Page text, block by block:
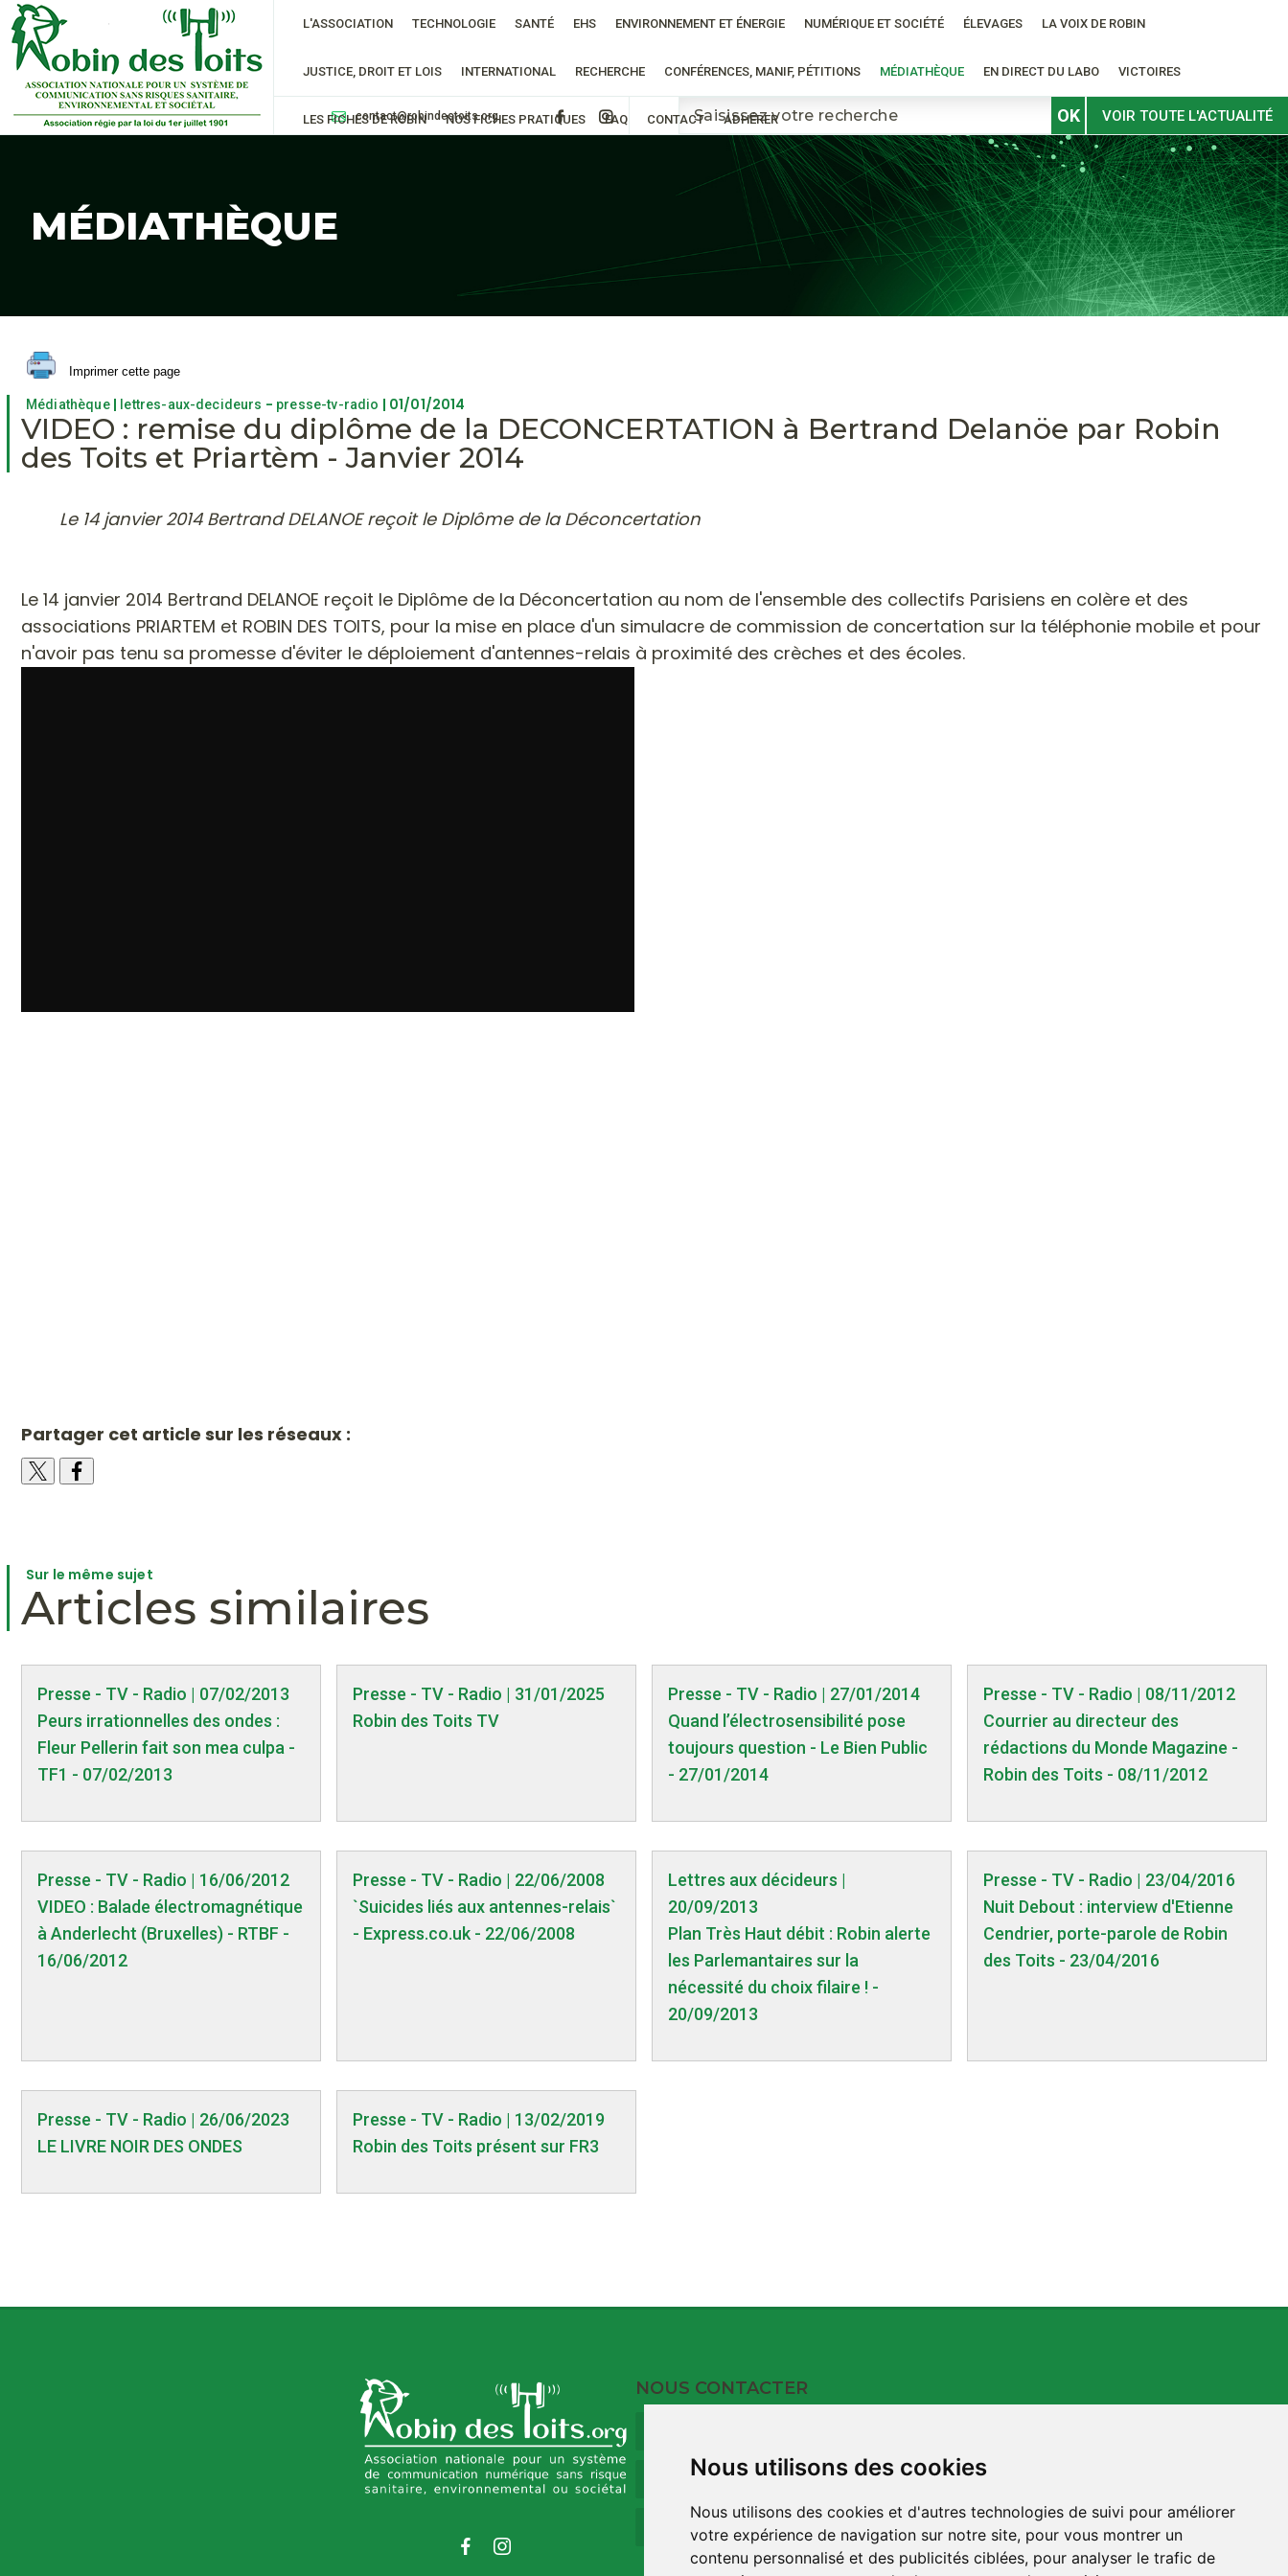
Nous utilisons des cookies
Nous utilisons des cookies et d'autres technologies de suivi pour améliorer
votre expérience de navigation sur notre site, pour vous montrer un
contenu personnalisé et des publicités ciblées, pour analyser le trafic de
MÉDIATHÈQUE
L'ASSOCIATION TECHNOLOGIE SANTÉ EHS ENVIRONNEMENT ET ÉNERGIE NUMÉRIQUE ET SOCIÉTÉ ÉLEVAGES LA VOIX DE ROBIN
JUSTICE, DROIT ET LOIS INTERNATIONAL RECHERCHE CONFÉRENCES, MANIF, PÉTITIONS MÉDIATHÈQUE EN DIRECT DU LABO VICTOIRES
LES FICHES DE ROBIN NOS FICHES PRATIQUES FAQ CONTACT ADHÉRER
contact@robindestoits.org OK VOIR TOUTE L'ACTUALITÉ
Imprimer cette page
Médiathèque| lettres-aux-decideurs - presse-tv-radio | 01/01/2014
VIDEO : remise du diplôme de la DECONCERTATION à Bertrand Delanöe par Robin
des Toits et Priartèm - Janvier 2014
Le 14 janvier 2014 Bertrand DELANOE reçoit le Diplôme de la Déconcertation
Le 14 janvier 2014 Bertrand DELANOE reçoit le Diplôme de la Déconcertation au nom de l'ensemble des collectifs Parisiens en colère et des
associations PRIARTEM et ROBIN DES TOITS, pour la mise en place d'un simulacre de commission de concertation sur la téléphonie mobile et pour
n'avoir pas tenu sa promesse d'éviter le déploiement d'antennes-relais à proximité des crèches et des écoles.
Partager cet article sur les réseaux :
Sur le même sujet
Articles similaires
Presse - TV - Radio | 07/02/2013
Peurs irrationnelles des ondes :
Fleur Pellerin fait son mea culpa -
TF1 - 07/02/2013
Presse - TV - Radio | 31/01/2025
Robin des Toits TV
Presse - TV - Radio | 27/01/2014
Quand l’électrosensibilité pose
toujours question - Le Bien Public
- 27/01/2014
Presse - TV - Radio | 08/11/2012
Courrier au directeur des
rédactions du Monde Magazine -
Robin des Toits - 08/11/2012
Presse - TV - Radio | 16/06/2012
VIDEO : Balade électromagnétique
à Anderlecht (Bruxelles) - RTBF -
16/06/2012
Presse - TV - Radio | 22/06/2008
`Suicides liés aux antennes-relais`
- Express.co.uk - 22/06/2008
Lettres aux décideurs |
20/09/2013
Plan Très Haut débit : Robin alerte
les Parlemantaires sur la
nécessité du choix filaire ! -
20/09/2013
Presse - TV - Radio | 23/04/2016
Nuit Debout : interview d'Etienne
Cendrier, porte-parole de Robin
des Toits - 23/04/2016
Presse - TV - Radio | 26/06/2023
LE LIVRE NOIR DES ONDES
Presse - TV - Radio | 13/02/2019
Robin des Toits présent sur FR3
NOUS CONTACTER
09 73 32 35 00
contact@robindestoits.org